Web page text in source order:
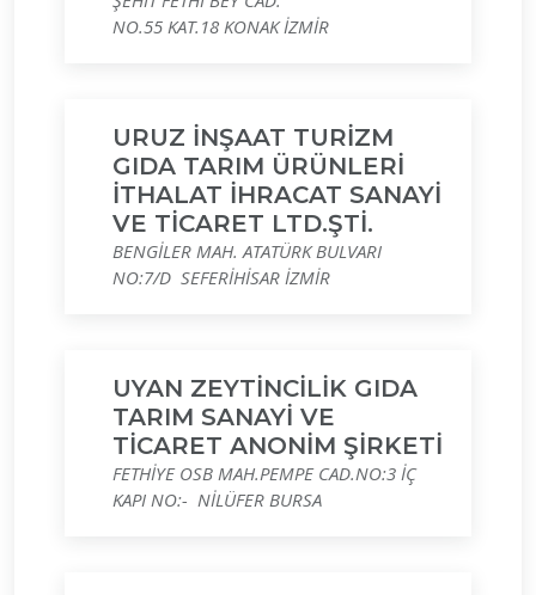
NO.55 KAT.18 KONAK İZMİR
URUZ İNŞAAT TURİZM
GIDA TARIM ÜRÜNLERİ
İTHALAT İHRACAT SANAYİ
VE TİCARET LTD.ŞTİ.
BENGİLER MAH. ATATÜRK BULVARI
NO:7/D SEFERİHİSAR İZMİR
UYAN ZEYTİNCİLİK GIDA
TARIM SANAYİ VE
TİCARET ANONİM ŞİRKETİ
FETHİYE OSB MAH.PEMPE CAD.NO:3 İÇ
KAPI NO:- NİLÜFER BURSA